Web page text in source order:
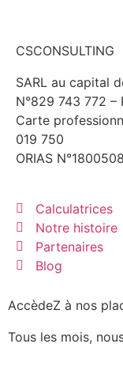
CSCONSULTING
SARL au capital
N°829 743 772 –
Carte
019 750
ORIAS
Calculatrices
Notre histoire
Partenaires
Blog
AccèdeZ à nos
Tous les mois,